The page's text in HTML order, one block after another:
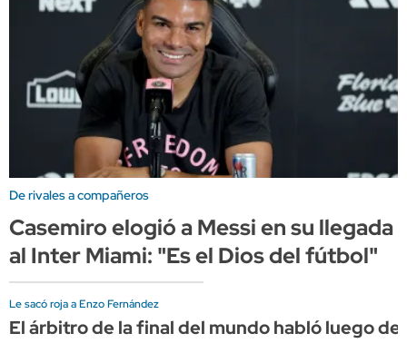
De rivales a compañeros
Casemiro elogió a Messi en su llegada
al Inter Miami: "Es el Dios del fútbol"
Le sacó roja a Enzo Fernández
El árbitro de la final del mundo habló luego